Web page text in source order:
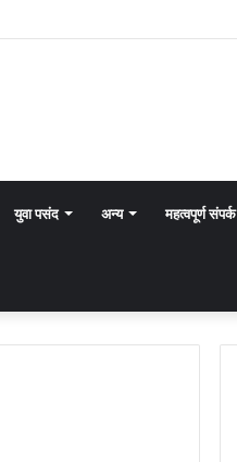
युवा पसंद अन्य महत्वपूर्ण संपर्क